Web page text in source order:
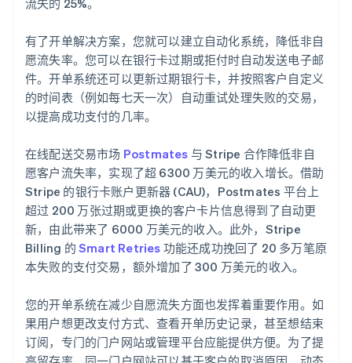
流失的 25%。
有了开单解决方案，您就可以建立自动化系统，降低非自
愿流失率。您可以在银行卡过期或拒付时自动发送电子邮
件。开单系统还可以更新过期银行卡，并按照客户自定义
的时间表（例如每七天一次）自动重试处理失败的交易，
以提高成功支付的几率。
在线配送交易市场 Postmates 与 Stripe 合作降低非自
愿客户流失率，实现了超 6300 万美元的收入增长。借助
Stripe 的银行卡账户更新器 (CAU)，Postmates 平台上
超过 200 万张过期或更换的客户卡片信息得到了自动更
新，由此带来了 6000 万美元的收入。此外，Stripe
Billing 的 Smart Retries 功能还成功挽回了 20 多万笔原
本失败的支付交易，额外增加了 300 万美元的收入。
您的开单系统在减少自愿流失方面也发挥着重要作用。如
果用户想更改支付方式、查看开单历史记录，甚至想结束
订阅，专门的门户网站或管理平台应能提供方便。为了提